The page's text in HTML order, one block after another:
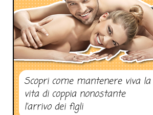
Scopri come mantenere viva la
vita di coppia nonostante
l’arrivo dei figli